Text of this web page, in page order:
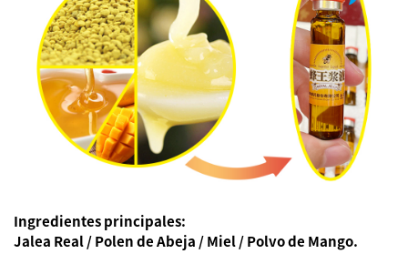
Ingredientes principales:
Jalea Real / Polen de Abeja / Miel / Polvo de Mango.